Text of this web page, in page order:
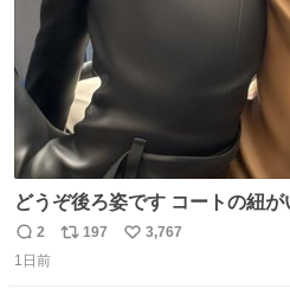
どうぞ後ろ姿です コートの紐
返
信
2
リ
197
い
3,767
1日前